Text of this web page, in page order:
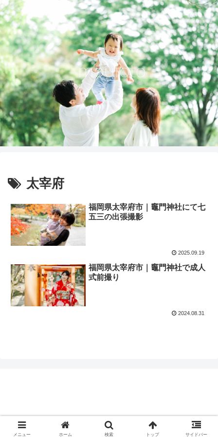
太宰府
福岡県太宰府市｜竈門神社にて七
五三の出張撮影
2025.09.19
福岡県太宰府市｜竈門神社で成人
式前撮り
2024.08.31
© 2021 moufoto.
メニュー ホーム 検索 トップ サイドバー